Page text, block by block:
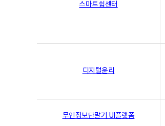
스마트쉼센터
디지털윤리
무인정보단말기 UI플랫폼